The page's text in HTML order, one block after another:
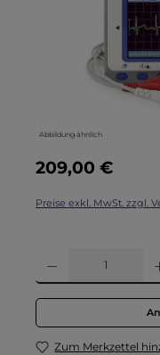
Abbildung ähnlich
Regulärer Preis:
209,00 €
Preise exkl. MwSt. zzgl.
Produkt Anzahl: Gib
Zum Merkzettel